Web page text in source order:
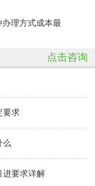
理方式成本最
点击咨询
要求
么
进要求详解